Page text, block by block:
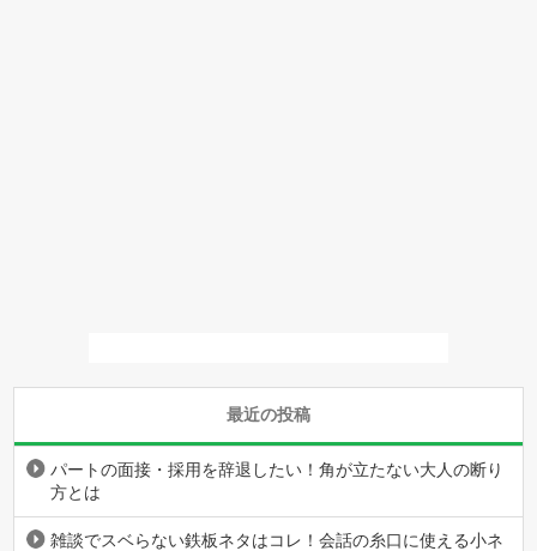
最近の投稿
パートの面接・採用を辞退したい！角が立たない大人の断り
方とは
雑談でスベらない鉄板ネタはコレ！会話の糸口に使える小ネ